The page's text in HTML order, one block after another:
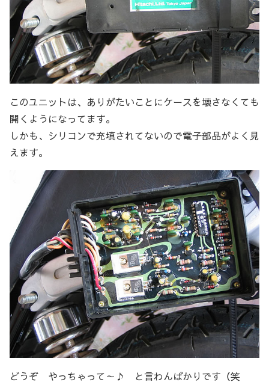
このユニットは、ありがたいことにケースを壊さなくても
開くようになってます。
しかも、シリコンで充填されてないので電子部品がよく見
えます。
どうぞ やっちゃって～♪ と言わんばかりです（笑